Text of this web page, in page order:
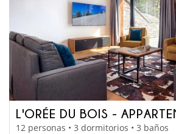
L'ORÉE DU BOIS -
12 personas • 3 dormitorios • 3 baños